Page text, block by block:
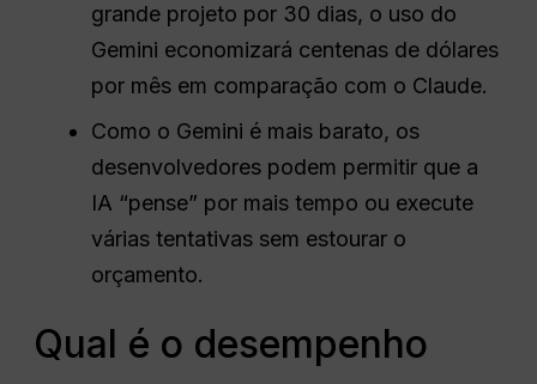
grande projeto por 30 dias, o uso do
Gemini economizará centenas de dólares
por mês em comparação com o Claude.
Como o Gemini é mais barato, os
desenvolvedores podem permitir que a
IA “pense” por mais tempo ou execute
várias tentativas sem estourar o
orçamento.
Qual é o desempenho